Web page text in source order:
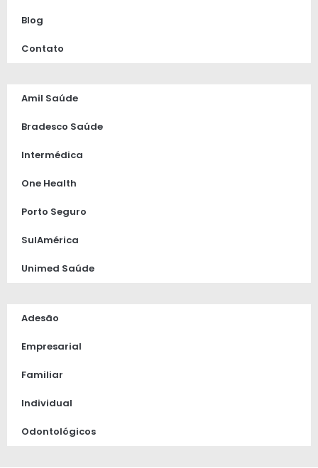
Blog
Contato
Amil Saúde
Bradesco Saúde
Intermédica
One Health
Porto Seguro
SulAmérica
Unimed Saúde
Adesão
Empresarial
Familiar
Individual
Odontológicos